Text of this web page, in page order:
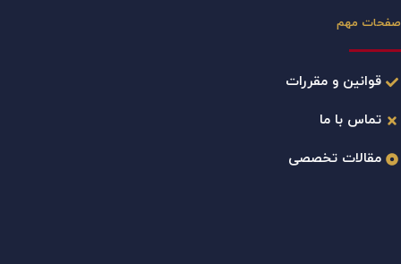
صفحات مهم
قوانین و مقررات
تماس با ما
مقالات تخصصی